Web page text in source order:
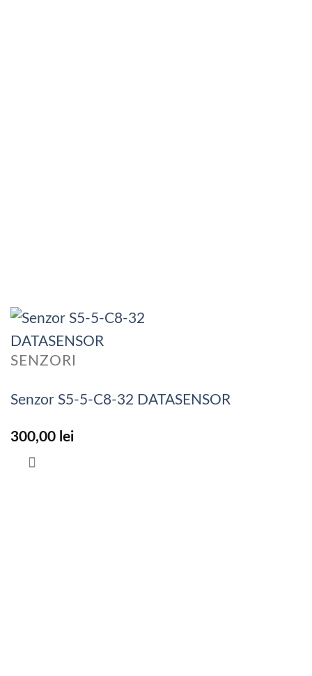
SENZORI
Senzor S5-5-C8-32 DATASENSOR
300,00 lei